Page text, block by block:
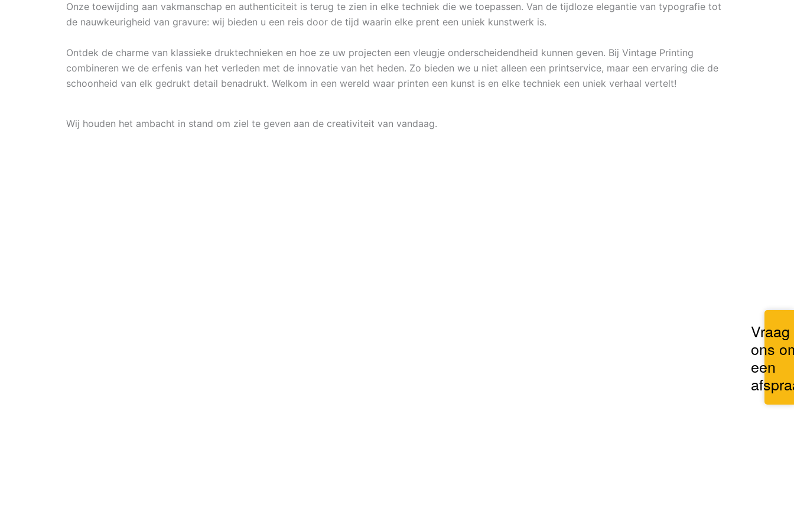
Onze toewijding aan vakmanschap en authenticiteit is terug te zien in elke techniek die we toepassen. Van de tijdloze elegantie van typografie tot
de nauwkeurigheid van gravure: wij bieden u een reis door de tijd waarin elke prent een uniek kunstwerk is.
Ontdek de charme van klassieke druktechnieken en hoe ze uw projecten een vleugje onderscheidendheid kunnen geven. Bij Vintage Printing
combineren we de erfenis van het verleden met de innovatie van het heden. Zo bieden we u niet alleen een printservice, maar een ervaring die de
schoonheid van elk gedrukt detail benadrukt. Welkom in een wereld waar printen een kunst is en elke techniek een uniek verhaal vertelt!
Wij houden het ambacht in stand om ziel te geven aan de creativiteit van vandaag.
Vraag
ons
een